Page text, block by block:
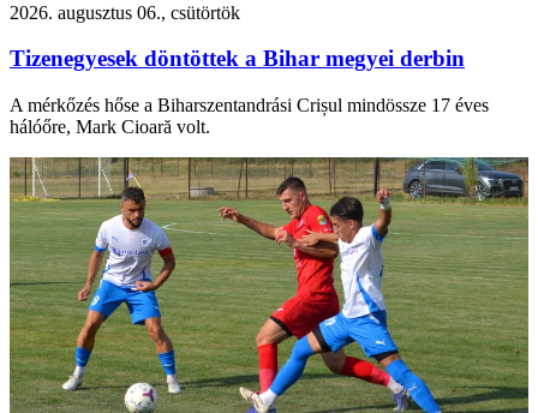
2026. augusztus 06., csütörtök
Tizenegyesek döntöttek a Bihar megyei derbin
A mérkőzés hőse a Biharszentandrási Crișul mindössze 17 éves
hálóőre, Mark Cioară volt.